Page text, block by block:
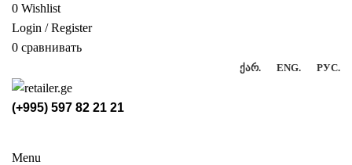
0 Wishlist
Login / Register
0 сравнивать
ᲥᲐᲠ. ENG. РУС.
(+995) 597 82 21 21
Menu